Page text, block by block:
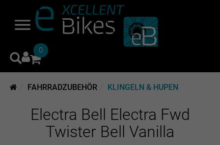
0
FAHRRADZUBEHÖR KLINGELN & HUPEN
Electra Bell Electra Fwd
Twister Bell Vanilla